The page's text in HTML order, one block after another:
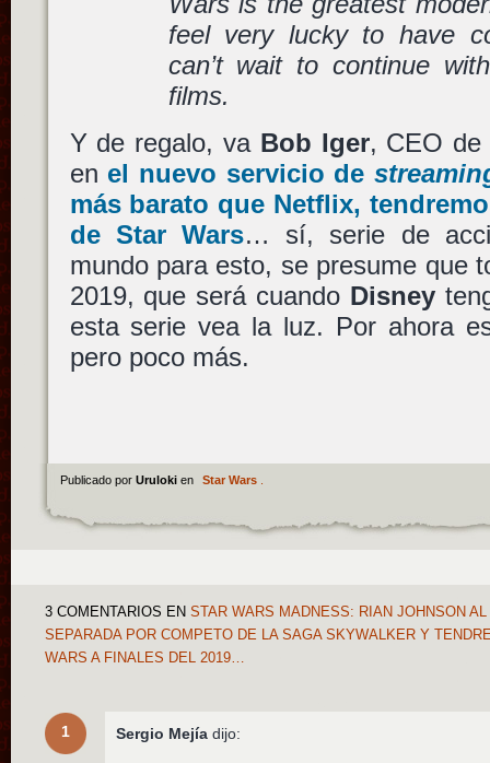
feel very lucky to have
can’t wait to continue
films.
Y de regalo, va Bob Iger, CEO
en el nuevo servicio de
más barato que Netflix,
de Star Wars… sí, serie de
mundo para esto, se presume que
2019, que será cuando Disney
esta serie vea la luz. Por ahora
pero poco más.
Publicado por Uruloki en Star Wars.
3 COMENTARIOS EN STAR WARS MADNESS: RIAN JOHNSON
SEPARADA POR COMPETO DE LA SAGA SKYWALKER Y
WARS A FINALES DEL 2019…
1 Sergio Mejía dijo: